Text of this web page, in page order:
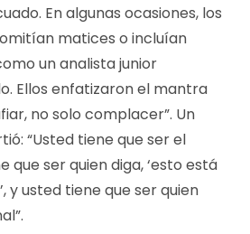
En algunas ocasiones, los
matices o incluían
un analista junior
Ellos enfatizaron el mantra
no solo complacer”. Un
“Usted tiene que ser el
que ser quien diga, ‘esto está
y usted tiene que ser quien